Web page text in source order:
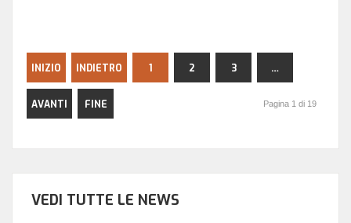
INIZIO INDIETRO 1 2 3 …
AVANTI FINE Pagina 1 di 19
VEDI TUTTE LE NEWS